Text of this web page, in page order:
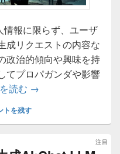
報に限らず、ユーザ
成リクエストの内容な
政治的傾向や興味を持
てプロパガンダや影響
読む DeepSeekは、機密
→
トを残す
注目